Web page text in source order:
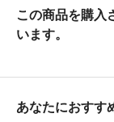
この商品を購入
います。
あなたにおすす